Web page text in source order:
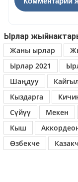
Ырлар
Жаны ырлар
Ырлар 2021
Шаңдуу
Кыздарга
Сүйүү
Мекен
Кыш
Өзбекче